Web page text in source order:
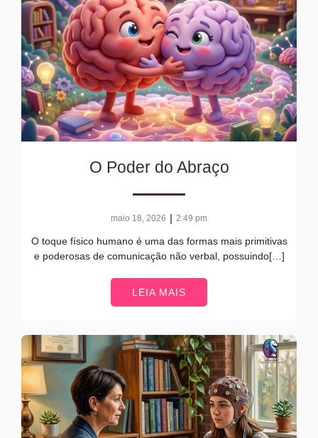
O Poder do Abraço
maio 18, 2026 | 2:49 pm
O toque físico humano é uma das formas mais primitivas
e poderosas de comunicação não verbal, possuindo[…]
LEIA MAIS